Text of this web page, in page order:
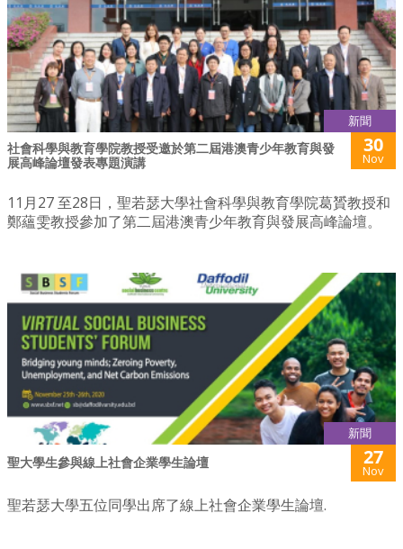
新聞
社會科學與教育學院教授受邀於第二屆港澳青少年教育與發
展高峰論壇發表專題演講
30
Nov
11月27 至28日，聖若瑟大學社會科學與教育學院葛贇教授和
鄭蘊雯教授參加了第二屆港澳青少年教育與發展高峰論壇。
新聞
聖大學生參與線上社會企業學生論壇 27
Nov
聖若瑟大學五位同學出席了線上社會企業學生論壇.